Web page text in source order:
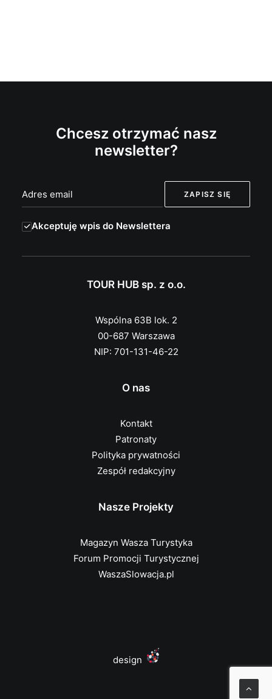
Chcesz otrzymać nasz
newsletter?
Akceptuję wpis do Newslettera
TOUR HUB sp. z o.o.
Wspólna 63B lok. 2
00-687 Warszawa
NIP: 701-131-46-22
O nas
Kontakt
Patronaty
Polityka prywatności
Zespół redakcyjny
Nasze Projekty
Magazyn Wasza Turystyka
Forum Promocji Turystycznej
WaszaSlowacja.pl
design